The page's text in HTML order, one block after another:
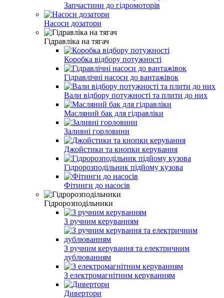
Запчастини до гідромоторів
Насоси дозатори
Гідравліка на тягач
Коробка відбору потужності
Гідравлічні насоси до вантажівок
Вали відбору потужності та плити до них
Масляний бак для гідравліки
Заливні горловини
Джойстики та кнопки керування
Гідророзподільник підйому кузова
Фітинги до насосів
Гідророзподільники
З ручним керуванням
З ручним керування та електричним
дублюванням
З електромагнітним керуванням
Дивертори